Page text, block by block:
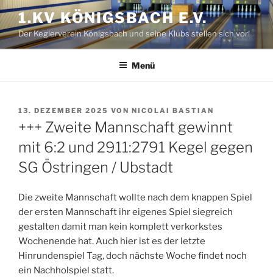
Zum
Inhalt
springen
1.KV KÖNIGSBACH E.V.
Der Keglerverein Königsbach und seine Klubs stellen sich vor!
Menü
VERÖFFENTLICHT
13. DEZEMBER 2025 VON NICOLAI BASTIAN
+++ Zweite Mannschaft gewinnt
mit 6:2 und 2911:2791 Kegel gegen
SG Östringen / Ubstadt
Die zweite Mannschaft wollte nach dem knappen Spiel
der ersten Mannschaft ihr eigenes Spiel siegreich
gestalten damit man kein komplett verkorkstes
Wochenende hat. Auch hier ist es der letzte
Hinrundenspiel Tag, doch nächste Woche findet noch
ein Nachholspiel statt.